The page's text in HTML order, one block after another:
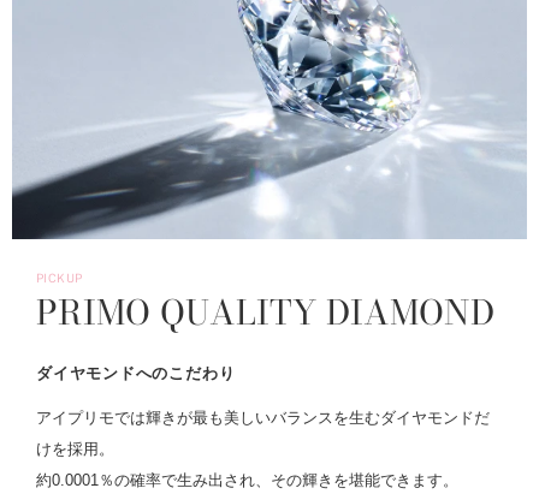
PICKUP
PRIMO QUALITY DIAMOND
ダイヤモンドへのこだわり
アイプリモでは輝きが最も美しいバランスを生むダイヤモンドだ
けを採用。
約0.0001％の確率で生み出され、その輝きを堪能できます。